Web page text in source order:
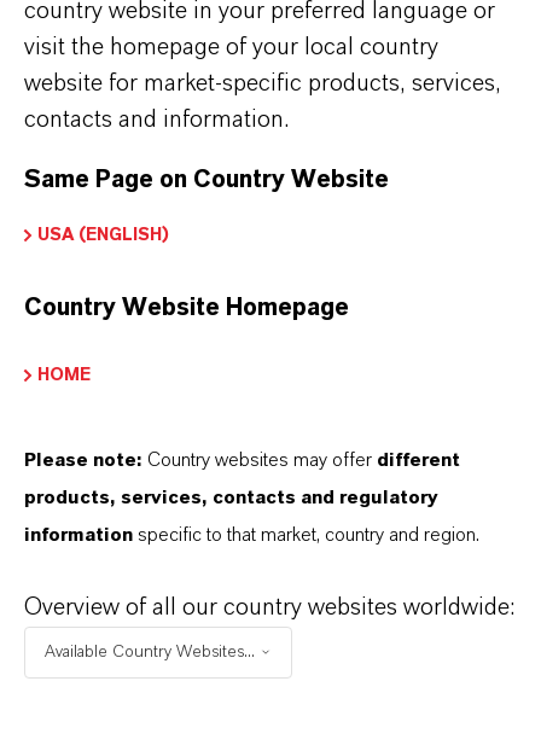
Hacer que la
mensurable
Las declaraciones ambientales de producto
country website in your preferred language or
visit the homepage of your local country
website for market-specific products, services,
contacts and information.
Same Page on Country Website
USA (ENGLISH)
Country Website Homepage
HOME
Please note: Country websites may offer different
products, services, contacts and regulatory
information specific to that market, country and region.
Overview of all our country websites worldwide:
Available Country Websites...